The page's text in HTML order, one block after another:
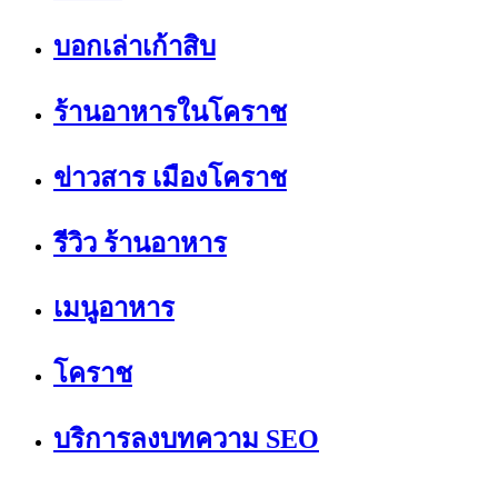
บอกเล่าเก้าสิบ
ร้านอาหารในโคราช
ข่าวสาร เมืองโคราช
รีวิว ร้านอาหาร
เมนูอาหาร
โคราช
บริการลงบทความ SEO